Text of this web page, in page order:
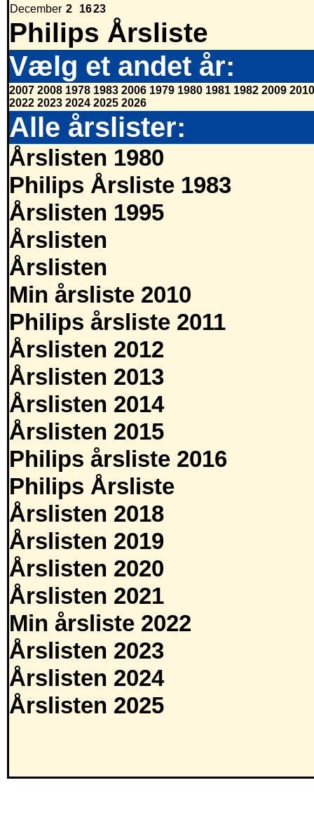
December 2 1623
Philips Årsliste
Vælg et andet år:
2007 2008 1978 1983 2006 1979 1980 1981 1982 2009 2010
2022 2023 2024 2025 2026
Alle årslister:
Årslisten 1980
Philips Årsliste 1983
Årslisten 1995
Årslisten
Årslisten
Min årsliste 2010
Philips årsliste 2011
Årslisten 2012
Årslisten 2013
Årslisten 2014
Årslisten 2015
Philips årsliste 2016
Philips Årsliste
Årslisten 2018
Årslisten 2019
Årslisten 2020
Årslisten 2021
Min årsliste 2022
Årslisten 2023
Årslisten 2024
Årslisten 2025